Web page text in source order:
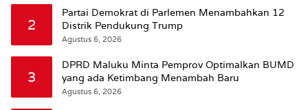
2
Partai Demokrat di Parlemen Menambahkan 12
Distrik Pendukung Trump
Agustus 6, 2026
3
DPRD Maluku Minta Pemprov Optimalkan BUMD
yang ada Ketimbang Menambah Baru
Agustus 6, 2026